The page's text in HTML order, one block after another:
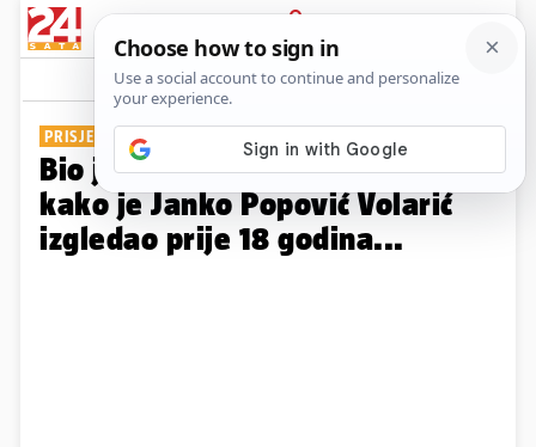
PRIJAVA
Galerija Komentari
PRISJETITE SE
Bio je tiha patnja Hrvatica: Evo
kako je Janko Popović Volarić
izgledao prije 18 godina...